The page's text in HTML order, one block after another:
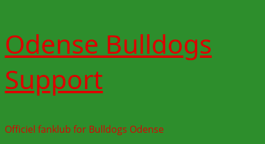
to
content
Odense Bulldogs
Support
Officiel fanklub for Bulldogs Odense